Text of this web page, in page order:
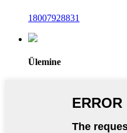
18007928831
Ülemine